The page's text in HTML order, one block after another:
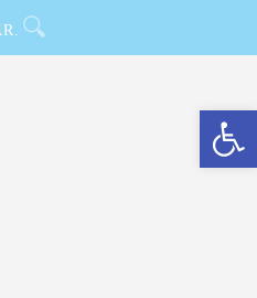
Barra de Ferramentas Aberta